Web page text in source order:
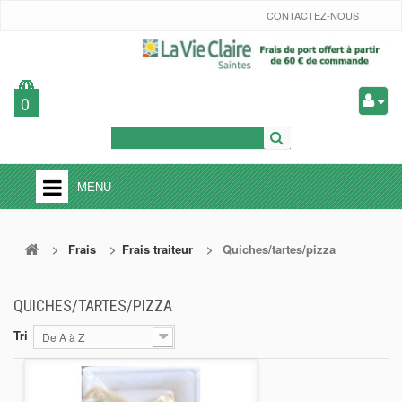
CONTACTEZ-NOUS
0
MENU
PETIT PRIX
FRAIS
> Frais > Frais traiteur > Quiches/tartes/pizza
QUICHES/TARTES/PIZZA
Tri De A à Z